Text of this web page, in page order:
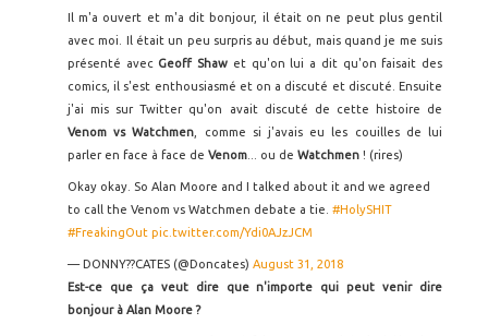
Il m'a ouvert et m'a dit bonjour, il était on ne peut plus gentil
avec moi. Il était un peu surpris au début, mais quand je me suis
présenté avec Geoff Shaw et qu'on lui a dit qu'on faisait des
comics, il s'est enthousiasmé et on a discuté et discuté. Ensuite
j'ai mis sur Twitter qu'on avait discuté de cette histoire de
Venom vs Watchmen , comme si j'avais eu les couilles de lui
parler en face à face de Venom ... ou de Watchmen ! (rires)
Okay okay. So Alan Moore and I talked about it and we agreed
to call the Venom vs Watchmen debate a tie. #HolySHIT
#FreakingOut pic.twitter.com/Ydi0AJzJCM
— DONNY??CATES (@Doncates) August 31, 2018
Est-ce que ça veut dire que n'importe qui peut venir dire
bonjour à Alan Moore ?